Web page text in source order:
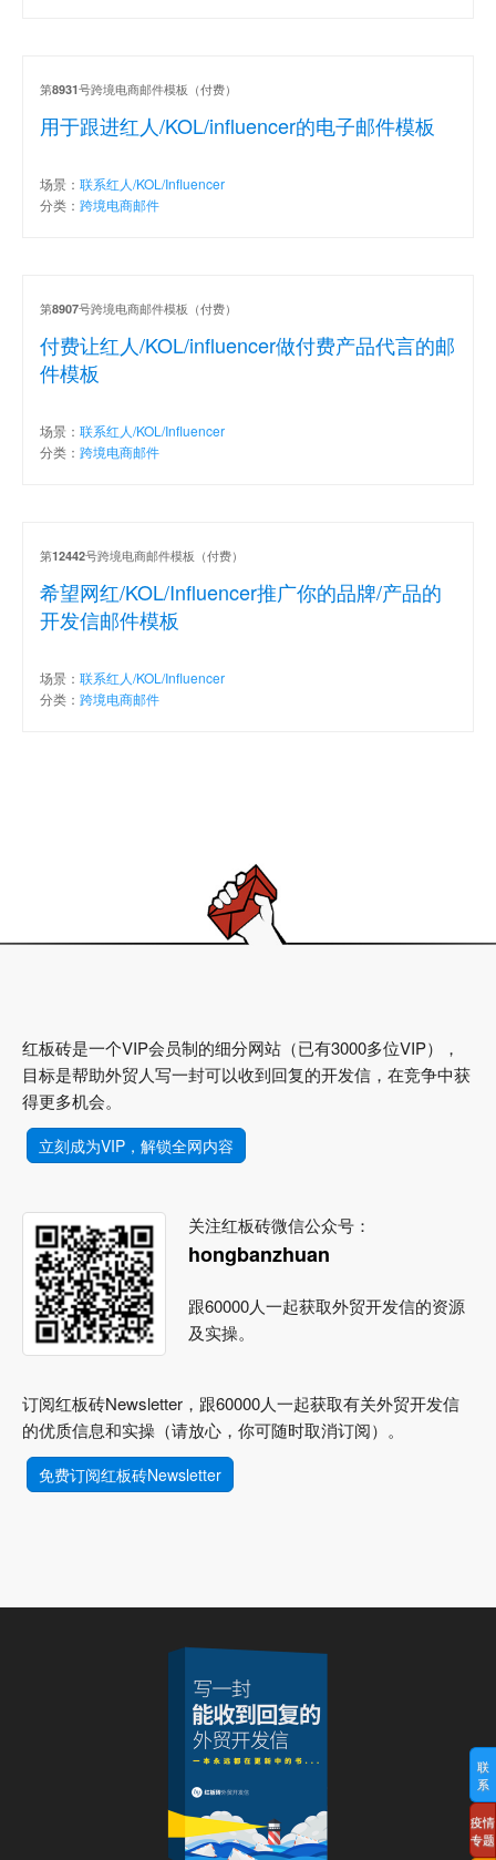
用于跟进红人/KOL/influencer的电子邮件模板
第8931号跨境电商邮件模板（付费）
场景： 联系红人/KOL/Influencer
分类： 跨境电商邮件
付费让红人/KOL/influencer做付费产品代言的邮
件模板
第8907号跨境电商邮件模板（付费）
场景： 联系红人/KOL/Influencer
分类： 跨境电商邮件
希望网红/KOL/Influencer推广你的品牌/产品的
开发信邮件模板
第12442号跨境电商邮件模板（付费）
场景： 联系红人/KOL/Influencer
分类： 跨境电商邮件
红板砖是一个VIP会员制的细分网站（已有3000多位VIP），
目标是帮助外贸人写一封可以收到回复的开发信，在竞争中获
得更多机会。
立刻成为VIP，解锁全网内容
关注红板砖微信公众号：
hongbanzhuan
跟60000人一起获取外贸开发信的资源
及实操。
订阅红板砖Newsletter，跟60000人一起获取有关外贸开发信
的优质信息和实操（请放心，你可随时取消订阅）。
免费订阅红板砖Newsletter
联
系
疫情
专题